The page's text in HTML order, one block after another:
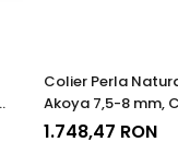
Colier Perla
Akoya 7,5-8 mm,
AAA+, Aur 14K |
1.748,47 RON